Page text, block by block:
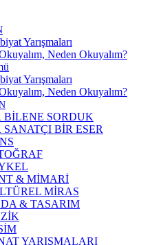
Yarışmaları
Neden Okuyalım?
Yarışmaları
Neden Okuyalım?
BİLENE SORDUK
SANATÇI BİR ESER
& MİMARİ
MİRAS
& TASARIM
YARIŞMALARI